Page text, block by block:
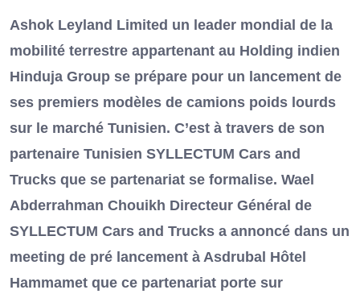
Ashok Leyland Limited un leader mondial de la
mobilité terrestre appartenant au Holding indien
Hinduja Group se prépare pour un lancement de
ses premiers modèles de camions poids lourds
sur le marché Tunisien. C’est à travers de son
partenaire Tunisien SYLLECTUM Cars and
Trucks que se partenariat se formalise. Wael
Abderrahman Chouikh Directeur Général de
SYLLECTUM Cars and Trucks a annoncé dans un
meeting de pré lancement à Asdrubal Hôtel
Hammamet que ce partenariat porte sur